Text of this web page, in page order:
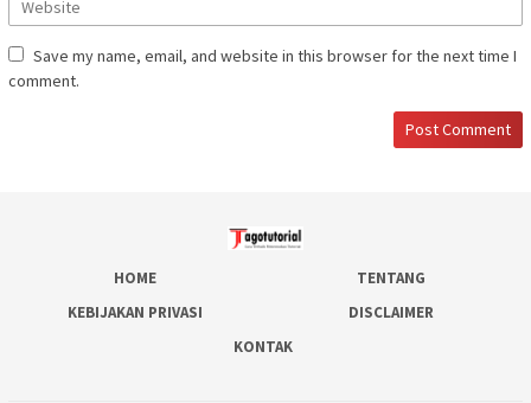
Save my name, email, and website in this browser for the next time I
comment.
HOME
TENTANG
KEBIJAKAN PRIVASI
DISCLAIMER
KONTAK